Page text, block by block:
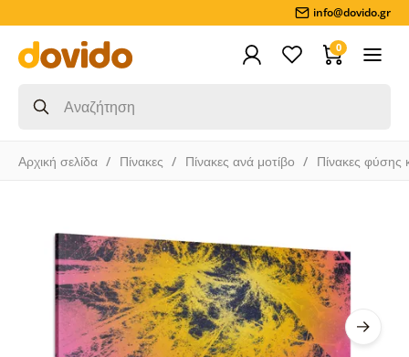
info@dovido.gr
0
Αρχική σελίδα Πίνακες Πίνακες ανά μοτίβο Πίνακες φύσης